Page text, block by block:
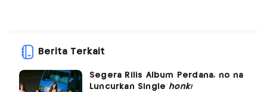
Berita Terkait
Segera Rilis Album Perdana, no na
Luncurkan Singlehonk!